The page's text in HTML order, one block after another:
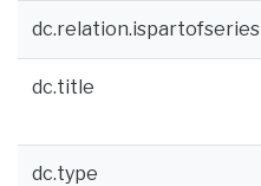
dc.relation.ispartofseries
dc.title
dc.type